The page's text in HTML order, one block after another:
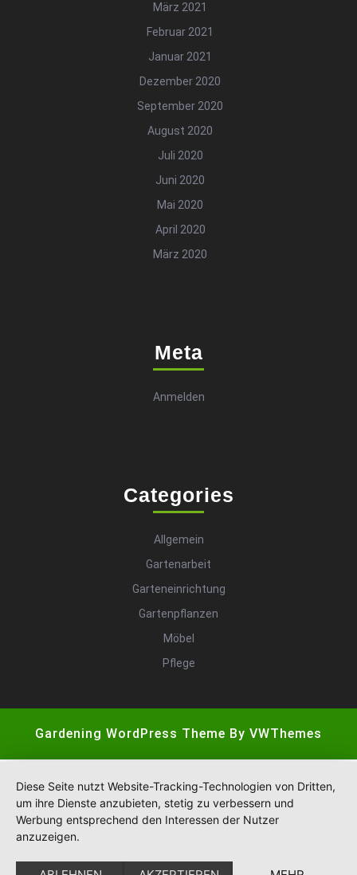
März 2021
Februar 2021
Januar 2021
Dezember 2020
September 2020
August 2020
Juli 2020
Juni 2020
Mai 2020
April 2020
März 2020
Meta
Anmelden
Categories
Allgemein
Gartenarbeit
Garteneinrichtung
Gartenpflanzen
Möbel
Pflege
Gardening WordPress Theme By VWThemes
Diese Seite nutzt Website-Tracking-Technologien von Dritten,
um ihre Dienste anzubieten, stetig zu verbessern und
Werbung entsprechend den Interessen der Nutzer
anzuzeigen.